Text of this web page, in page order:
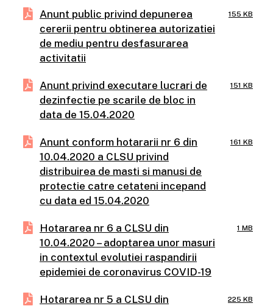
Anunt public privind depunerea
cererii pentru obtinerea autorizatiei
de mediu pentru desfasurarea
activitatii
155 KB
Anunt privind executare lucrari de
dezinfectie pe scarile de bloc in
data de 15.04.2020
151 KB
Anunt conform hotararii nr 6 din
10.04.2020 a CLSU privind
distribuirea de masti si manusi de
protectie catre cetateni incepand
cu data ed 15.04.2020
161 KB
Hotararea nr 6 a CLSU din
10.04.2020 – adoptarea unor masuri
in contextul evolutiei raspandirii
epidemiei de coronavirus COVID-19
1 MB
Hotararea nr 5 a CLSU din
225 KB